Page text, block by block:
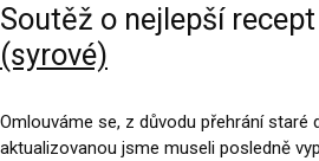
Soutěž o nejlepší
(syrové)
Omlouváme se, z důvodu přehrání staré
aktualizovanou jsme museli posledně